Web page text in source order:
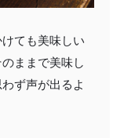
ても美味しい
ままで美味し
ず声が出るよ